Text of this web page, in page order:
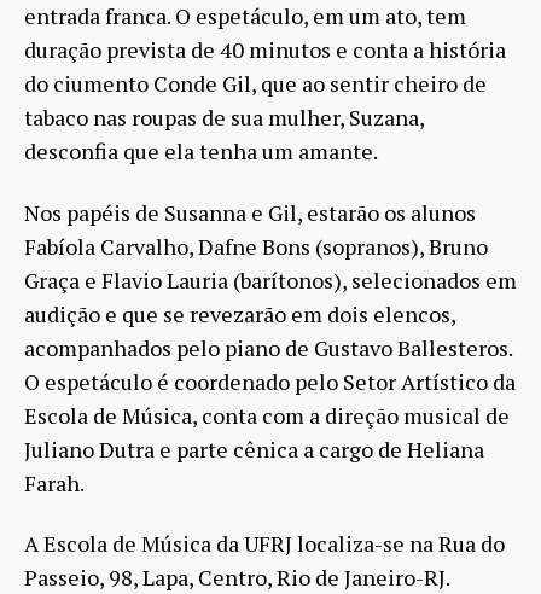
entrada franca. O espetáculo, em um ato, tem
duração prevista de 40 minutos e conta a história
do ciumento Conde Gil, que ao sentir cheiro de
tabaco nas roupas de sua mulher, Suzana,
desconfia que ela tenha um amante.
Nos papéis de Susanna e Gil, estarão os alunos
Fabíola Carvalho, Dafne Bons (sopranos), Bruno
Graça e Flavio Lauria (barítonos), selecionados em
audição e que se revezarão em dois elencos,
acompanhados pelo piano de Gustavo Ballesteros.
O espetáculo é coordenado pelo Setor Artístico da
Escola de Música, conta com a direção musical de
Juliano Dutra e parte cênica a cargo de Heliana
Farah.
A Escola de Música da UFRJ localiza-se na Rua do
Passeio, 98, Lapa, Centro, Rio de Janeiro-RJ.